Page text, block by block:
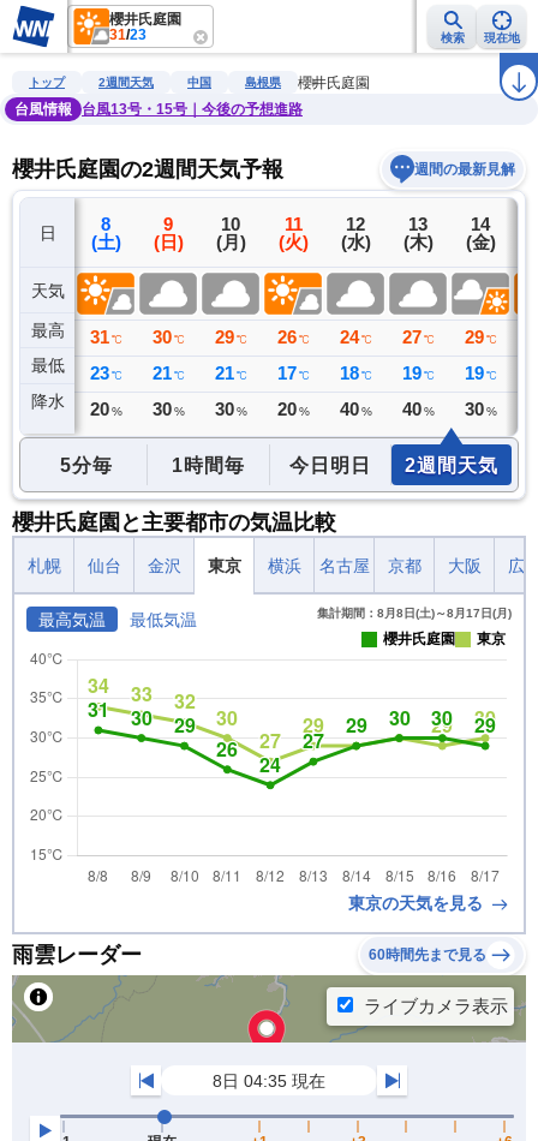
櫻井氏庭園
31/23 検索 現在地
雨雲レーダー 台風情報 地震情報 警報・注意報 ラ
トップ 2週間天気 中国 島根県
櫻井氏庭園
台風情報
台風13号・15号｜今後の予想進路
櫻井氏庭園の2週間天気予報 週間の最新見解
日
天気
最高
最低
降水
7
(金)
32 ℃
24 ℃
0 ミリ
8
(土)
31 ℃
23 ℃
20 %
9
(日)
30 ℃
21 ℃
30 %
10
(月)
29 ℃
21 ℃
30 %
11
(火)
26 ℃
17 ℃
20 %
12
(水)
24 ℃
18 ℃
40 %
13
(木)
27 ℃
19 ℃
40 %
14
(金)
29 ℃
19 ℃
30 %
5分毎 1時間毎 今日明日 2週間天気
櫻井氏庭園と主要都市の気温比較
札幌 仙台 金沢 東京 横浜 名古屋 京都 大阪 広
最高気温 最低気温 集計期間：8月8日(土)～8月17日(月)
櫻井氏庭園 東京
東京の天気を見る
雨雲レーダー 60時間先まで見る